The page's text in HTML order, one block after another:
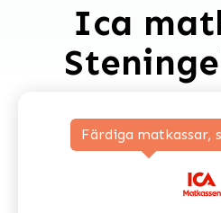
Ica
Färdiga matkassar,